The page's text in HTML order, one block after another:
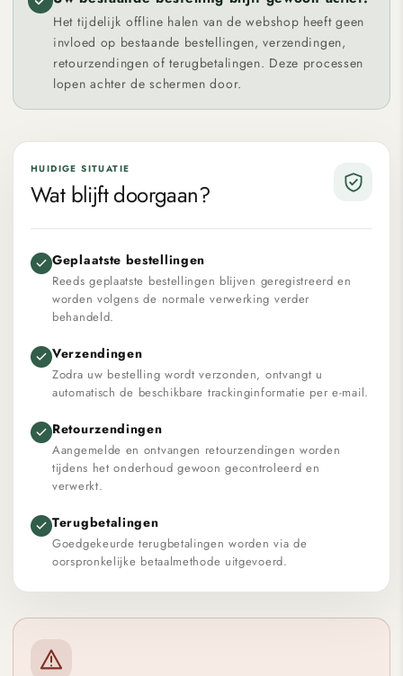
Het tijdelijk offline halen van de webshop heeft geen
invloed op bestaande bestellingen, verzendingen,
retourzendingen of terugbetalingen. Deze processen
lopen achter de schermen door.
HUIDIGE SITUATIE
Wat blijft doorgaan?
Geplaatste bestellingen
Reeds geplaatste bestellingen blijven geregistreerd en
worden volgens de normale verwerking verder
behandeld.
Verzendingen
Zodra uw bestelling wordt verzonden, ontvangt u
automatisch de beschikbare trackinginformatie per e-mail.
Retourzendingen
Aangemelde en ontvangen retourzendingen worden
tijdens het onderhoud gewoon gecontroleerd en
verwerkt.
Terugbetalingen
Goedgekeurde terugbetalingen worden via de
oorspronkelijke betaalmethode uitgevoerd.